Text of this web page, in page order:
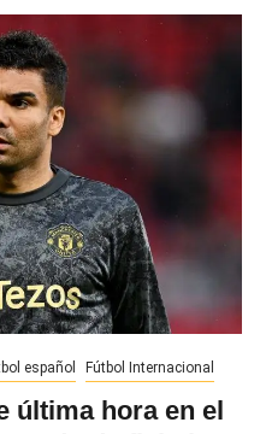
español Fútbol Internacional
última hora en el